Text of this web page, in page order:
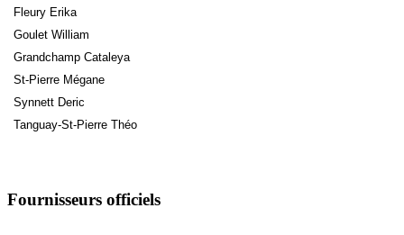
Fleury Erika
Goulet William
Grandchamp Cataleya
St-Pierre Mégane
Synnett Deric
Tanguay-St-Pierre Théo
Fournisseurs officiels